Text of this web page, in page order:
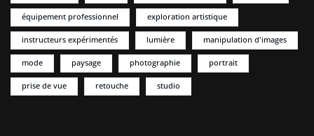
équipement professionnel exploration artistique
instructeurs expérimentés lumière manipulation d'images
mode paysage photographie portrait
prise de vue retouche studio